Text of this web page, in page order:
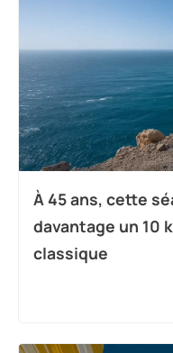
À 45 ans, cette
davantage un 10
classique